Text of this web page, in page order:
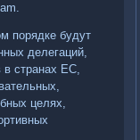
порядке будут
делегаций,
в странах ЕС,
целях,